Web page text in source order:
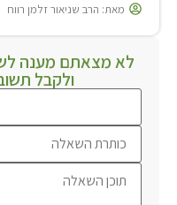
מאת: הרב שניאור זלמן רווח
לא מצאתם מענה
ולקבל